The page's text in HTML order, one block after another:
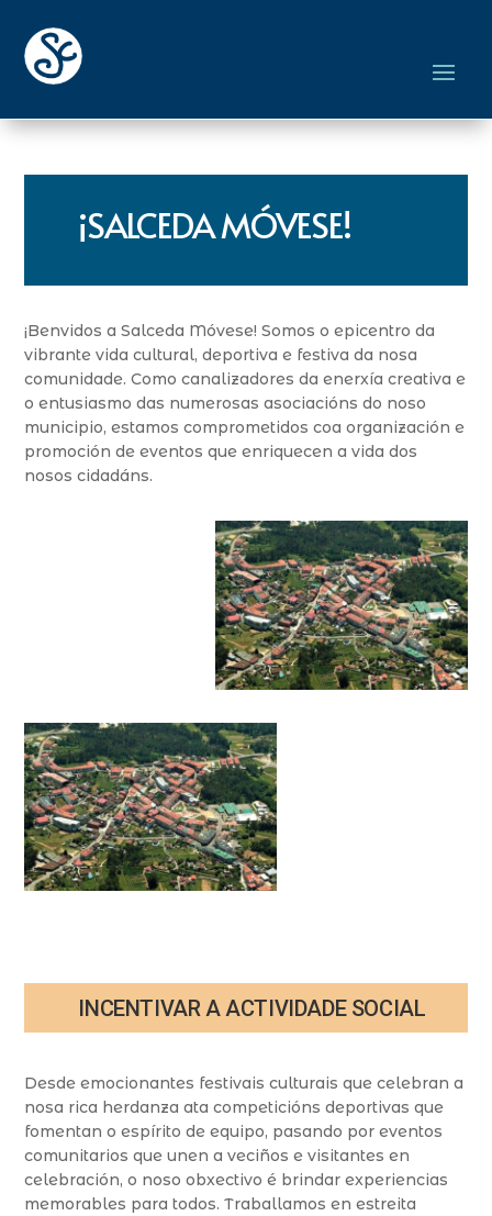
¡SALCEDA MÓVESE!
¡Benvidos a Salceda Móvese! Somos o epicentro da
vibrante vida cultural, deportiva e festiva da nosa
comunidade. Comocanalizadores da enerxía creativa e
o entusiasmo das numerosas asociacións do noso
municipio, estamos comprometidos coa organización e
promoción de eventos que enriquecen a vida dos
nosos cidadáns.
INCENTIVAR A ACTIVIDADE SOCIAL
Desde emocionantes festivais culturais que celebran a
nosa rica herdanza ata competicións deportivas que
fomentan o espírito de equipo, pasando por eventos
comunitarios que unen a veciños e visitantes en
celebración, o noso obxectivo é brindar experiencias
memorables para todos. Traballamos en estreita